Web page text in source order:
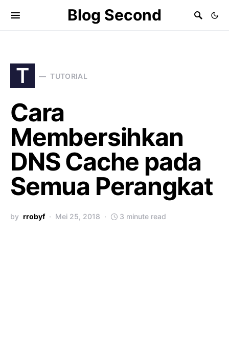
Blog Second
T TUTORIAL
Cara
Membersihkan
DNS Cache pada
Semua Perangkat
by rrobyf Mei 25, 2018 3 minute read